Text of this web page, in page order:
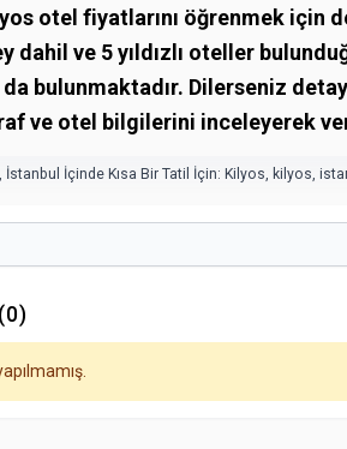
otel fiyatlarını öğrenmek için
dahil ve 5 yıldızlı oteller
bulunmaktadır. Dilerseniz
ve otel bilgilerini inceleyerek
, İstanbul İçinde Kısa Bir Tatil İçin: Kilyos, kilyos,